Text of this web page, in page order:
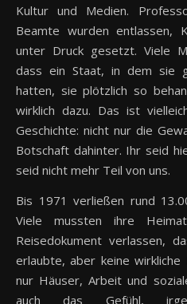
Kultur und Medien.
Beamte wurden entlassen,
unter Druck gesetzt. Viele
dass ein Staat, in dem sie
hatten, sie plötzlich so
wirklich dazu. Das ist
Geschichte: nicht nur die
Botschaft dahinter. Ihr seid
seid nicht mehr Teil von uns.
Bis 1971 verließen rund
Viele mussten ihre
Reisedokument verlassen,
erlaubte, aber keine wirkliche
nur Häuser, Arbeit und
auch das Gefühl,